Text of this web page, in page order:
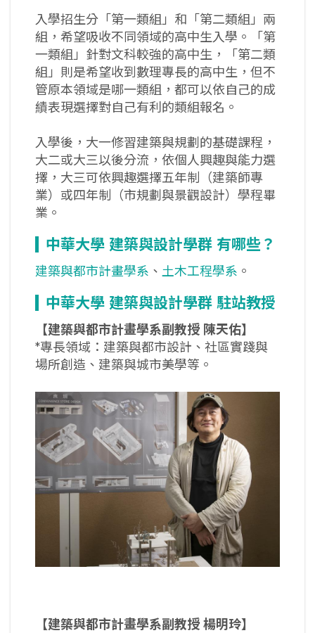
入學招生分「第一類組」和「第二類組」兩
組，希望吸收不同領域的高中生入學。「第
一類組」針對文科較強的高中生，「第二類
組」則是希望收到數理專長的高中生，但不
管原本領域是哪一類組，都可以依自己的成
績表現選擇對自己有利的類組報名。
入學後，大一修習建築與規劃的基礎課程，
大二或大三以後分流，依個人興趣與能力選
擇，大三可依興趣選擇五年制（建築師專
業）或四年制（市規劃與景觀設計）學程畢
業。
中華大學 建築與設計學群 有哪些？
建築與都市計畫學系 、 土木工程學系 。
中華大學 建築與設計學群 駐站教授
【建築與都市計畫學系副教授 陳天佑】
*專長領域：建築與都市設計、社區實踐與
場所創造、建築與城市美學等。
【建築與都市計畫學系副教授 楊明玲】